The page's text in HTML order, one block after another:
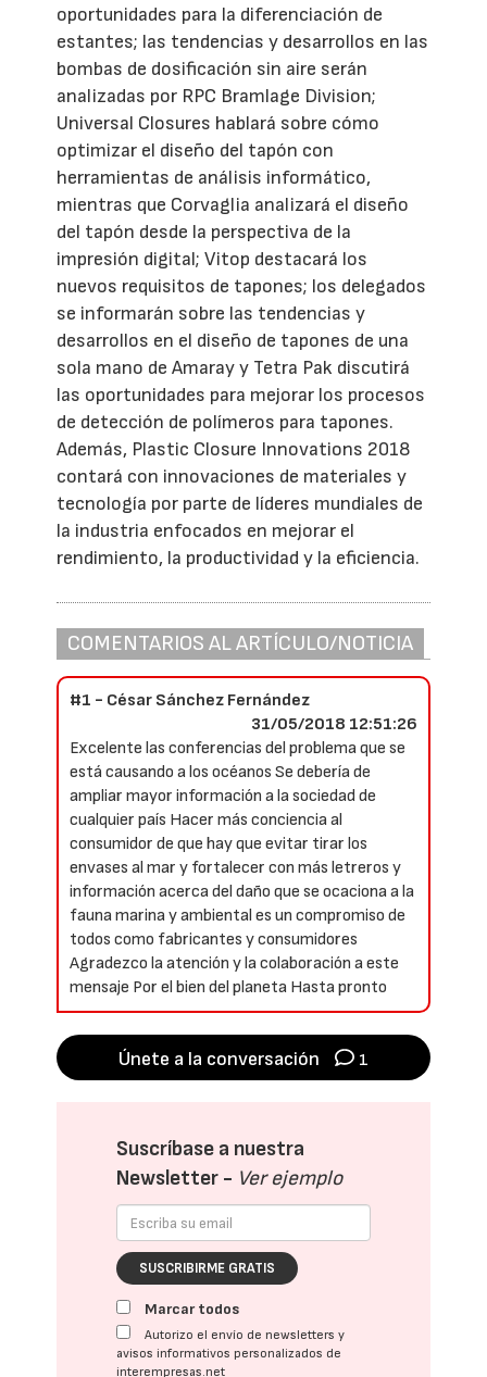
oportunidades para la diferenciación de
estantes; las tendencias y desarrollos en las
bombas de dosificación sin aire serán
analizadas por RPC Bramlage Division;
Universal Closures hablará sobre cómo
optimizar el diseño del tapón con
herramientas de análisis informático,
mientras que Corvaglia analizará el diseño
del tapón desde la perspectiva de la
impresión digital; Vitop destacará los
nuevos requisitos de tapones; los delegados
se informarán sobre las tendencias y
desarrollos en el diseño de tapones de una
sola mano de Amaray y Tetra Pak discutirá
las oportunidades para mejorar los procesos
de detección de polímeros para tapones.
Además, Plastic Closure Innovations 2018
contará con innovaciones de materiales y
tecnología por parte de líderes mundiales de
la industria enfocados en mejorar el
rendimiento, la productividad y la eficiencia.
COMENTARIOS AL ARTÍCULO/NOTICIA
#1 - César Sánchez Fernández
31/05/2018 12:51:26
Excelente las conferencias del problema que se
está causando a los océanos Se debería de
ampliar mayor información a la sociedad de
cualquier país Hacer más conciencia al
consumidor de que hay que evitar tirar los
envases al mar y fortalecer con más letreros y
información acerca del daño que se ocaciona a la
fauna marina y ambiental es un compromiso de
todos como fabricantes y consumidores
Agradezco la atención y la colaboración a este
mensaje Por el bien del planeta Hasta pronto
Únete a la conversación 1
Suscríbase a nuestra
Newsletter - Ver ejemplo
SUSCRIBIRME GRATIS
Marcar todos
Autorizo el envío de newsletters y
avisos informativos personalizados de
interempresas.net